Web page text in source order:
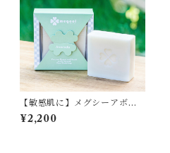
【敏感肌に】メグシーアボカ
ド【石鹸、石けん、せっけ
ん】
¥2,200